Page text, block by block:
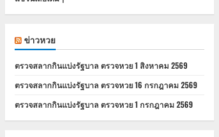
ข่าวหวย
ตรวจสลากกินแบ่งรัฐบาล ตรวจหวย 1 สิงหาคม 2569
ตรวจสลากกินแบ่งรัฐบาล ตรวจหวย 16 กรกฎาคม 2569
ตรวจสลากกินแบ่งรัฐบาล ตรวจหวย 1 กรกฎาคม 2569